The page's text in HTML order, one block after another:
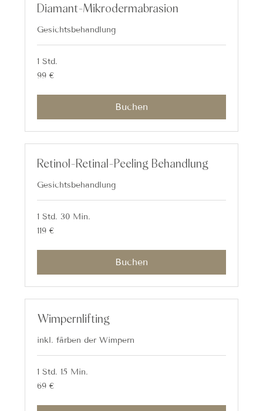
Diamant-Mikrodermabrasion
Gesichtsbehandlung
1 Std.
99
Euro
99 €
Buchen
Retinol-Retinal-Peeling Behandlung
Gesichtsbehandlung
1 Std. 30 Min.
119
Euro
119 €
Buchen
Wimpernlifting
inkl. färben der Wimpern
1 Std. 15 Min.
69
Euro
69 €